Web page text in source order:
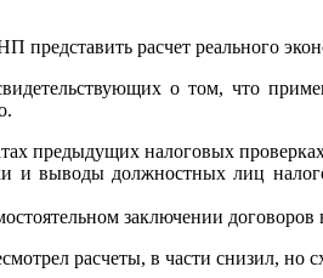
представить расчет реального
о том, что
предыдущих налоговых
и выводы должностных лиц
заключении
расчеты, в части снизил,